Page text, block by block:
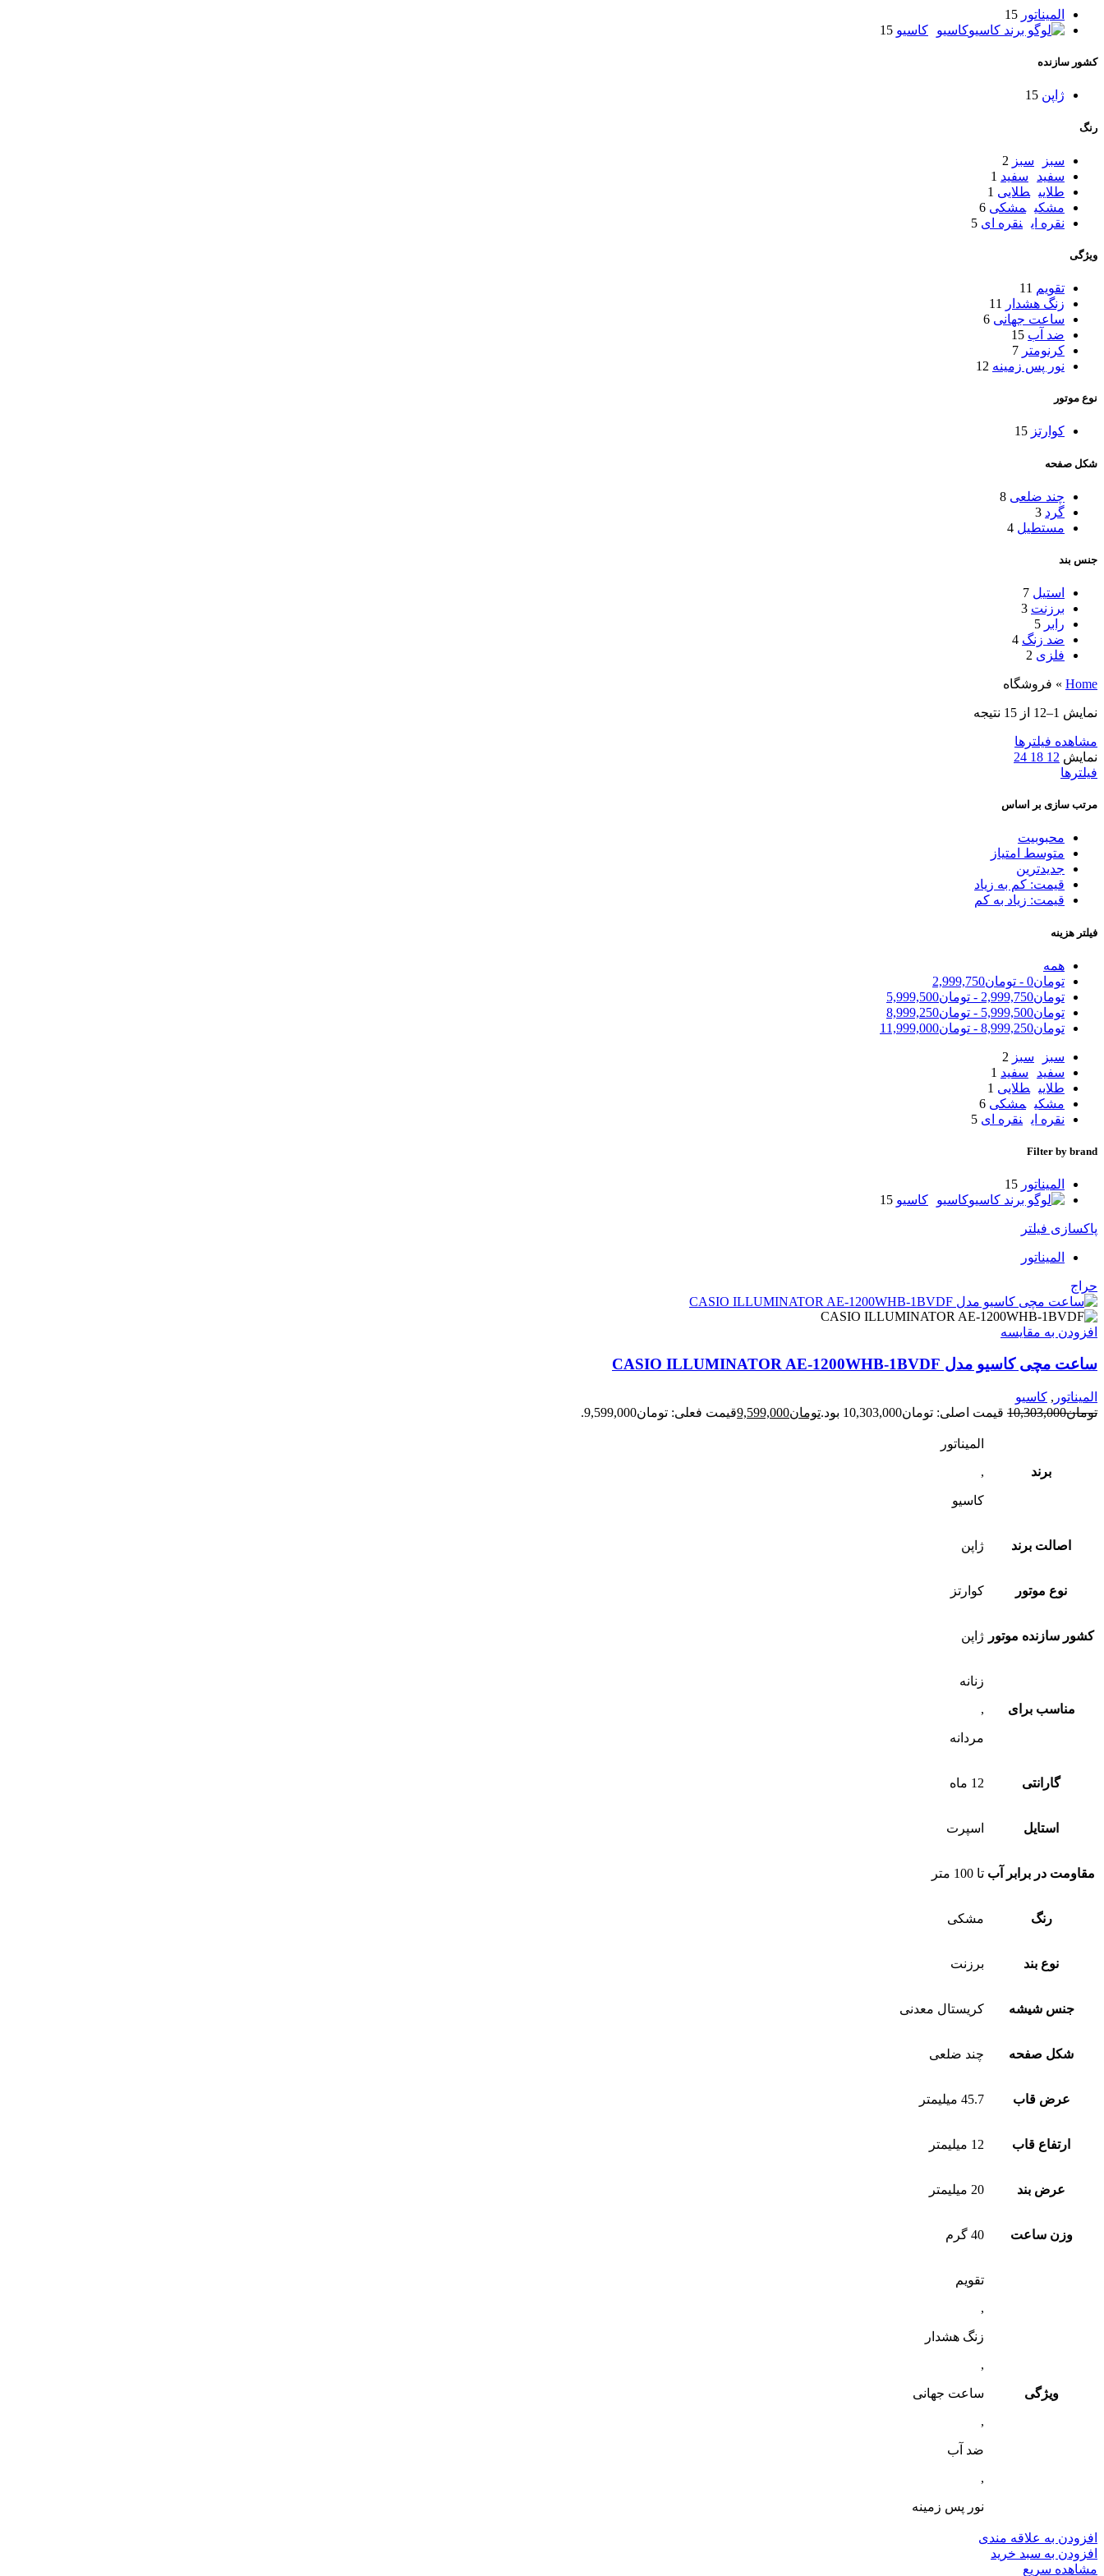
المیناتور 15
کاسیو
کاسیو 15
کشور سازنده
ژاپن 15
رنگ
سبز سبز 2
سفید
سفید 1
طلایی طلایی 1
مشکی مشکی 6
نقره ای نقره ای 5
ویژگی
تقویم 11
زنگ هشدار
11
ساعت جهانی 6
ضد آب 15
کرنومتر 7
نور پس زمینه 12
نوع موتور
کوارتز 15
شکل صفحه
چند ضلعی 8
گرد 3
مستطیل 4
جنس بند
استیل 7
برزنت 3
رابر 5
ضد زنگ 4
فلزی 2
Home
» فروشگاه
نمایش 1–12 از 15 نتیجه
مشاهده فیلترها
نمایش 12
18
24
فیلترها
مرتب سازی بر اساس
محبوبیت
متوسط امتیاز
جدیدترین
قیمت: کم به زیاد
قیمت: زیاد به کم
فیلتر هزینه
همه
تومان0
- تومان2,999,750
تومان2,999,750
- تومان5,999,500
تومان5,999,500
- تومان8,999,250
تومان8,999,250
- تومان11,999,000
سبز سبز 2
سفید
سفید 1
طلایی طلایی 1
مشکی مشکی 6
نقره ای نقره ای 5
Filter by brand
المیناتور 15
کاسیو
کاسیو 15
پاکسازی فیلتر
المیناتور
حراج
افزودن به مقایسه
ساعت مچی کاسیو مدل CASIO ILLUMINATOR AE-1200WHB-1BVDF
المیناتور , کاسیو
تومان10,303,000 قیمت اصلی: تومان10,303,000 بود. تومان9,599,000قیمت فعلی: تومان9,599,000.
برند
المیناتور
,
کاسیو
اصالت برند ژاپن
نوع موتور کوارتز
کشور سازنده موتور ژاپن
مناسب برای
زنانه
,
مردانه
گارانتی 12 ماه
استایل اسپرت
مقاومت در برابر آب تا 100 متر
رنگ مشکی
نوع بند برزنت
جنس شیشه کریستال معدنی
شکل صفحه چند ضلعی
عرض قاب 45.7 میلیمتر
ارتفاع قاب 12 میلیمتر
عرض بند 20 میلیمتر
وزن ساعت 40 گرم
ویژگی
تقویم
,
زنگ هشدار
,
ساعت جهانی
,
ضد آب
,
نور پس زمینه
افزودن به علاقه مندی
افزودن به سبد خرید
مشاهده سریع